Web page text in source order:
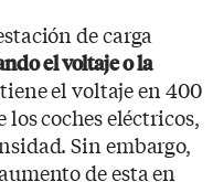
de carga
el voltaje o la
el voltaje en 400
coches eléctricos,
Sin embargo,
de esta en